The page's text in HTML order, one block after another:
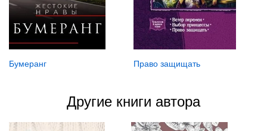
Бумеранг Право защищать
Другие книги автора